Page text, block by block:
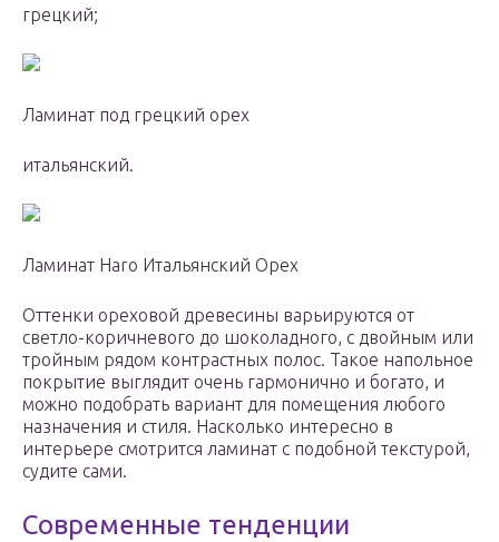
грецкий;
Ламинат под грецкий орех
итальянский.
Ламинат Haro Итальянский Орех
Оттенки ореховой древесины варьируются от
светло-коричневого до шоколадного, с двойным или
тройным рядом контрастных полос. Такое напольное
покрытие выглядит очень гармонично и богато, и
можно подобрать вариант для помещения любого
назначения и стиля. Насколько интересно в
интерьере смотрится ламинат с подобной текстурой,
судите сами.
Современные тенденции